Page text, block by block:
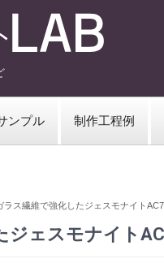
ンプル 制作工程例
ラス繊維で強化したジェスモナイト
ジェスモナイト